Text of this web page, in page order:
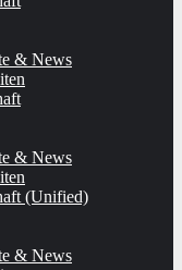
& News
& News
(Unified)
& News